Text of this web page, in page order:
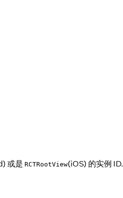
或是 RCTRootView(iOS) 的实例 ID.